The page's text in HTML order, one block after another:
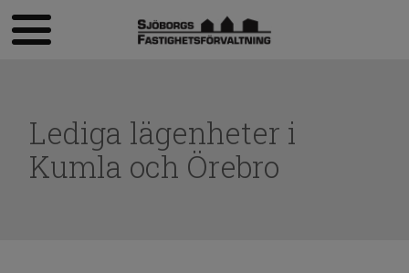
Lediga lägenheter i
Kumla och Örebro